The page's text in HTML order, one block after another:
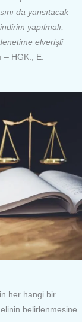
da yansıtacak
yapılmalı;
elverişli
– HGK., E.
her hangi bir
belirlenmesine